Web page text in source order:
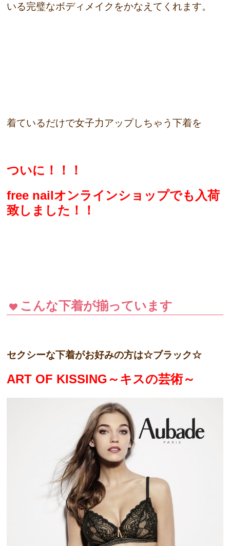
いる完璧なボディメイクをかなえてくれます。
着ているだけで女子力アップしちゃう下着を
ついに！！！
free nailオンラインショップでも入荷
致しました！！
こんな下着が揃っています
セクシーな下着がお好みの方は☆ブラック☆
ART OF KISSING～キスの芸術～